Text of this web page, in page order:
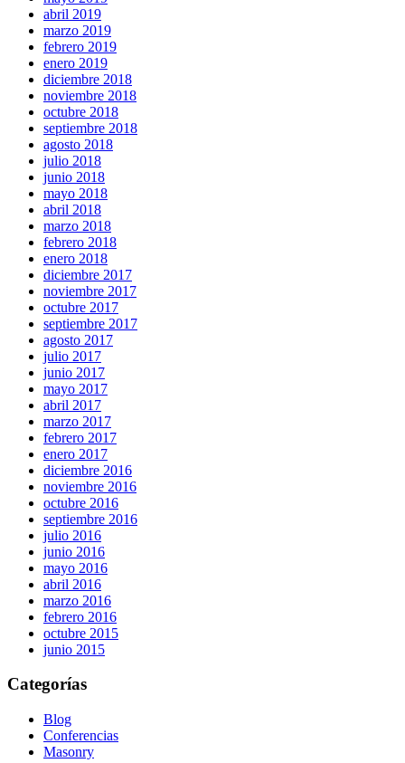
abril 2019
marzo 2019
febrero 2019
enero 2019
diciembre 2018
noviembre 2018
octubre 2018
septiembre 2018
agosto 2018
julio 2018
junio 2018
mayo 2018
abril 2018
marzo 2018
febrero 2018
enero 2018
diciembre 2017
noviembre 2017
octubre 2017
septiembre 2017
agosto 2017
julio 2017
junio 2017
mayo 2017
abril 2017
marzo 2017
febrero 2017
enero 2017
diciembre 2016
noviembre 2016
octubre 2016
septiembre 2016
julio 2016
junio 2016
mayo 2016
abril 2016
marzo 2016
febrero 2016
octubre 2015
junio 2015
Categorías
Blog
Conferencias
Masonry